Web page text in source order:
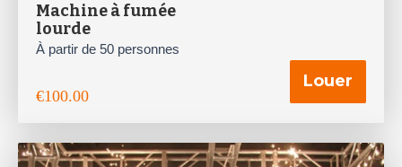
Machine à fumée
lourde
À partir de 50 personnes
€100.00
Louer